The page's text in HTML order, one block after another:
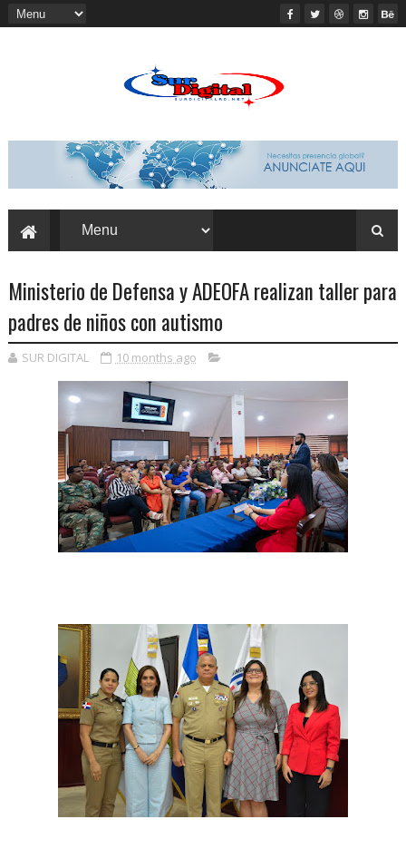
Ministerio de Defensa y ADEOFA realizan taller para
padres de niños con autismo
SUR DIGITAL 10 months ago